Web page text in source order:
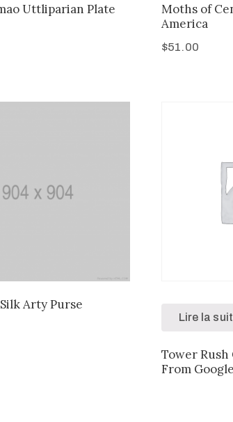
Uttliparian Plate
Moths of
America
$51.00
Arty Purse
Lire la
Tower Rush
From Google